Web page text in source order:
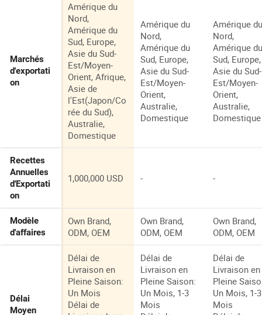
Marchés
d'exportati
on
Amérique du
Nord,
Amérique du
Sud, Europe,
Asie du Sud-
Est/Moyen-
Orient, Afrique,
Asie de
l'Est(Japon/Co
rée du Sud),
Australie,
Domestique
Amérique du
Nord,
Amérique du
Sud, Europe,
Asie du Sud-
Est/Moyen-
Orient,
Australie,
Domestique
Amérique
Nord,
Amérique
Sud, Europe,
Asie du Sud-
Est/Moyen-
Orient,
Australie,
Domestique
Recettes
Annuelles
d'Exportati
on
1,000,000 USD - -
Modèle
d'affaires
Own Brand,
ODM, OEM
Own Brand,
ODM, OEM
Own Brand,
ODM, OEM
Délai
Moyen
Délai de
Livraison en
Pleine Saison:
Un Mois
Délai de
Délai de
Livraison en
Pleine Saison:
Un Mois, 1-3
Mois
Délai de
Livraison en
Pleine
Un Mois, 1-3
Mois